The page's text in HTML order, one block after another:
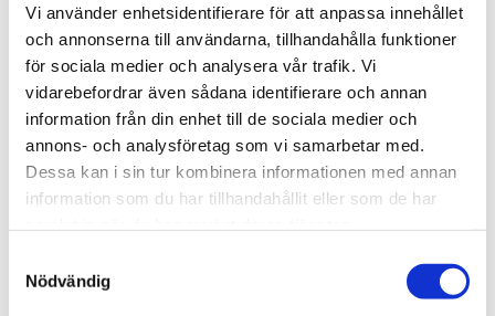
Vi använder enhetsidentifierare för att anpassa innehållet
och annonserna till användarna, tillhandahålla funktioner
för sociala medier och analysera vår trafik. Vi
vidarebefordrar även sådana identifierare och annan
information från din enhet till de sociala medier och
annons- och analysföretag som vi samarbetar med.
Dessa kan i sin tur kombinera informationen med annan
information som du har tillhandahållit eller som de har
Nödvändig
Djup (mm) 365 mm
Eluttag Finns som tillval för nedre låda
Färg Antracit
Front Ram M1
Handtag Ingår ej
Höjd (mm) 572 mm
Lucka/Låda 2 lådor
Material MDF
Montering Monteras i vägg
Serie Mejda
Tvättställ Se produktbeskrivning för info
Typ Tvättställsskåp
Varumärke Björbo Badrum
SKU / artikelnummer: MK3136-BB
Relaterade kategorier
Kommod & tv
ättställsskåp